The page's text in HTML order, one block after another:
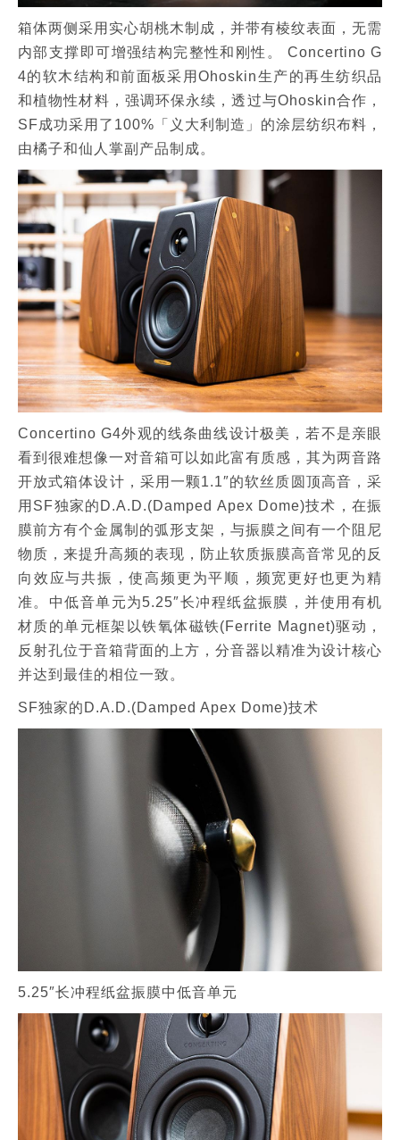
箱体两侧采用实心胡桃木制成，并带有棱纹表面，无需
内部支撑即可增强结构完整性和刚性。 Concertino G
4的软木结构和前面板采用Ohoskin生产的再生纺织品
和植物性材料，强调环保永续，透过与Ohoskin合作，
SF成功采用了100%「义大利制造」的涂层纺织布料，
由橘子和仙人掌副产品制成。
Concertino G4外观的线条曲线设计极美，若不是亲眼
看到很难想像一对音箱可以如此富有质感，其为两音路
开放式箱体设计，采用一颗1.1″的软丝质圆顶高音，采
用SF独家的D.A.D.(Damped Apex Dome)技术，在振
膜前方有个金属制的弧形支架，与振膜之间有一个阻尼
物质，来提升高频的表现，防止软质振膜高音常见的反
向效应与共振，使高频更为平顺，频宽更好也更为精
准。中低音单元为5.25″长冲程纸盆振膜，并使用有机
材质的单元框架以铁氧体磁铁(Ferrite Magnet)驱动，
反射孔位于音箱背面的上方，分音器以精准为设计核心
并达到最佳的相位一致。
SF独家的D.A.D.(Damped Apex Dome)技术
5.25″长冲程纸盆振膜中低音单元